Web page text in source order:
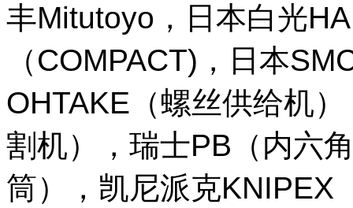
丰Mitutoyo，日本白光
（COMPACT)，日本
OHTAKE（螺丝供给机
割机），瑞士PB（内六
筒），凯尼派克KNIPEX